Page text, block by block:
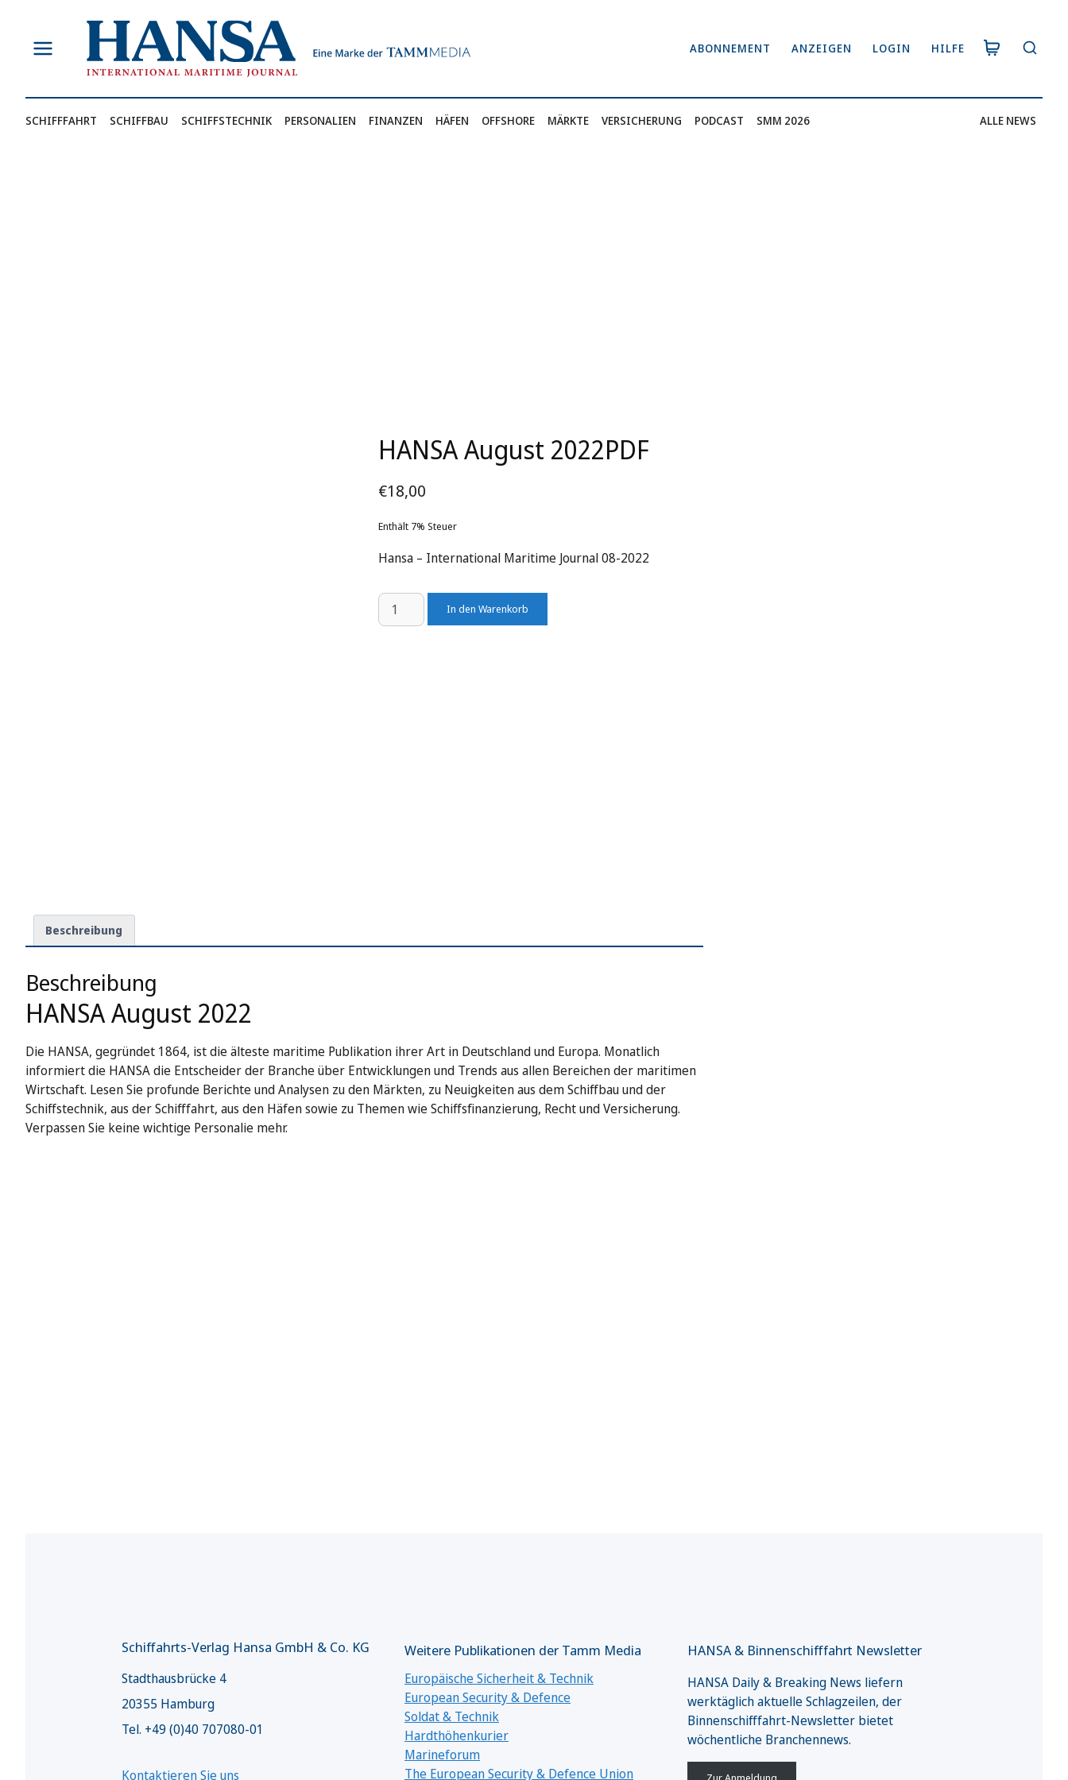
springen
ABONNEMENT ANZEIGEN LOGIN HILFE
SCHIFFFAHRT SCHIFFBAU SCHIFFSTECHNIK PERSONALIEN FINANZEN HÄFEN OFFSHORE MÄRKTE VERSICHERUNG PODCAST SMM 2026 ALLE NEWS
HANSA August 2022PDF
€18,00
Enthält 7% Steuer
Hansa – International Maritime Journal 08-2022
HANSA
August
In den Warenkorb
Beschreibung
Beschreibung
HANSA August 2022
Die HANSA, gegründet 1864, ist die älteste maritime Publikation ihrer Art in Deutschland und Europa. Monatlich
informiert die HANSA die Entscheider der Branche über Entwicklungen und Trends aus allen Bereichen der maritimen
Wirtschaft. Lesen Sie profunde Berichte und Analysen zu den Märkten, zu Neuigkeiten aus dem Schiffbau und der
Schiffstechnik, aus der Schifffahrt, aus den Häfen sowie zu Themen wie Schiffsfinanzierung, Recht und Versicherung.
Verpassen Sie keine wichtige Personalie mehr.
Schiffahrts-Verlag Hansa GmbH & Co. KG
Stadthausbrücke 4
20355 Hamburg
Tel. +49 (0)40 707080-01
Kontaktieren Sie uns
Weitere Publikationen der Tamm Media
Europäische Sicherheit & Technik
European Security & Defence
Soldat & Technik
Hardthöhenkurier
Marineforum
The European Security & Defence Union
HANSA & Binnenschifffahrt Newsletter
HANSA Daily & Breaking News liefern
werktäglich aktuelle Schlagzeilen, der
Binnenschifffahrt-Newsletter bietet
wöchentliche Branchennews.